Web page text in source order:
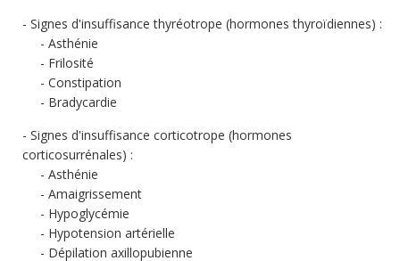
Signes d'insuffisance thyréotrope (hormones thyroïdiennes) :
Asthénie
Frilosité
Constipation
Bradycardie
Signes d'insuffisance corticotrope (hormones
corticosurrénales) :
Asthénie
Amaigrissement
Hypoglycémie
Hypotension artérielle
Dépilation axillopubienne